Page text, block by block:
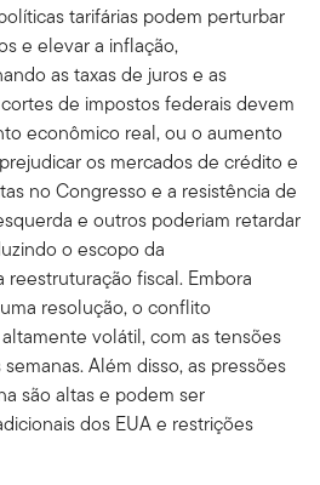
tarifárias podem perturbar
e elevar a inflação,
as taxas de juros e as
de impostos federais devem
econômico real, ou o aumento
os mercados de crédito e
no Congresso e a resistência de
e outros poderiam retardar
o escopo da
fiscal. Embora
resolução, o conflito
volátil, com as tensões
Além disso, as pressões
são altas e podem ser
dos EUA e restrições